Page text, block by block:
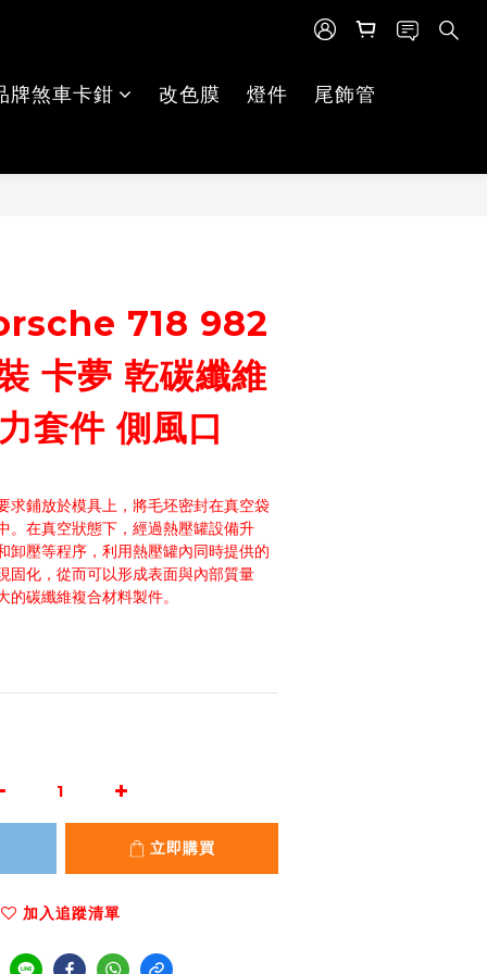
牌煞車卡鉗 改色膜 燈件 尾飾管
718 982
卡夢 乾碳纖維
套件 側風口
求鋪放於模具上，將毛坯密封在真空袋
。在真空狀態下，經過熱壓罐設備升
卸壓等程序，利用熱壓罐內同時提供的
固化，從而可以形成表面與內部質量
碳纖維複合材料製件。
立即購買
加入追蹤清單